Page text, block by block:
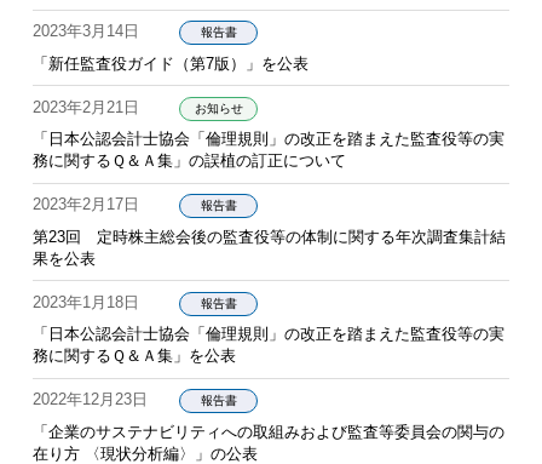
2023年3月14日 報告書
「新任監査役ガイド（第7版）」を公表
2023年2月21日 お知らせ
「日本公認会計士協会「倫理規則」の改正を踏まえた監査役等の実
務に関するＱ＆Ａ集」の誤植の訂正について
2023年2月17日 報告書
第23回 定時株主総会後の監査役等の体制に関する年次調査集計結
果を公表
2023年1月18日 報告書
「日本公認会計士協会「倫理規則」の改正を踏まえた監査役等の実
務に関するＱ＆Ａ集」を公表
2022年12月23日 報告書
「企業のサステナビリティへの取組みおよび監査等委員会の関与の
在り方 〈現状分析編〉」の公表